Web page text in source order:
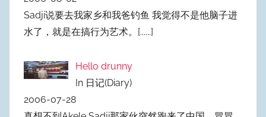
Sadji说要去我家乡和我爸钓鱼 我觉得不是他脑子进
水了，就是在搞行为艺术。 [......]
Hello drunny
In 日记(Diary)
2006-07-28